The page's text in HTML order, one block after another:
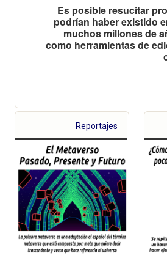
Es posible resucitar
podrían haber existido
muchos millones de
como herramientas de
Reportajes